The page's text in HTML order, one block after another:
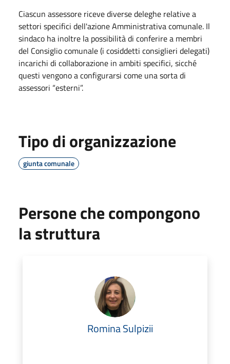
Ciascun assessore riceve diverse deleghe relative a
settori specifici dell'azione Amministrativa comunale. Il
sindaco ha inoltre la possibilità di conferire a membri
del Consiglio comunale (i cosiddetti consiglieri delegati)
incarichi di collaborazione in ambiti specifici, sicché
questi vengono a configurarsi come una sorta di
assessori “esterni”.
Tipo di organizzazione
giunta comunale
Persone che compongono
la struttura
Romina Sulpizii